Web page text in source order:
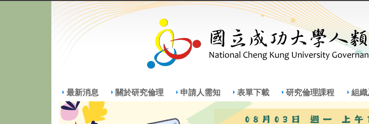
Jump to Navigation
Jump to Main content
最新消息 關於研究倫理 申請人需知 表單下載 研究倫理課程 組織